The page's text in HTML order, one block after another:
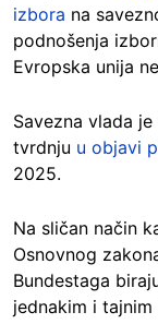
izbora na
podnošenja
Evropska unija
Savezna vlada
tvrdnju u objavi
2025.
Na sličan način
Osnovnog
Bundestaga
jednakim i